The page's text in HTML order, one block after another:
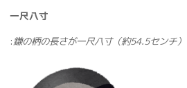
一尺八寸
:鎌の柄の長さが一尺八寸（約54.5センチ）